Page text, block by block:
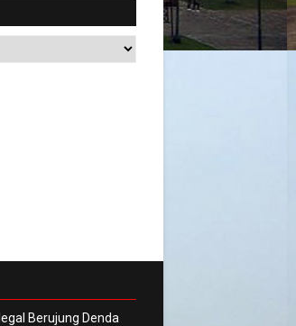
Berujung Denda